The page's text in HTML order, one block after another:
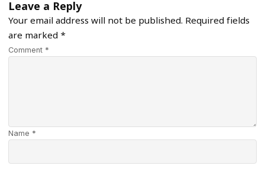
Leave a Reply
Your email address will not be published. Required fields
are marked *
Comment *
Name *